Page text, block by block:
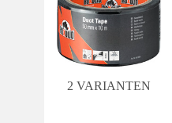
2 VARIANTEN